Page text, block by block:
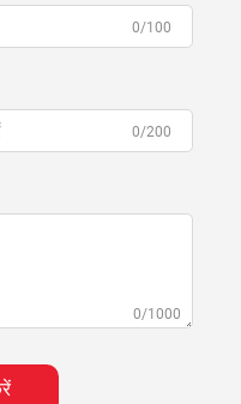
0/100
0/200
0/1000